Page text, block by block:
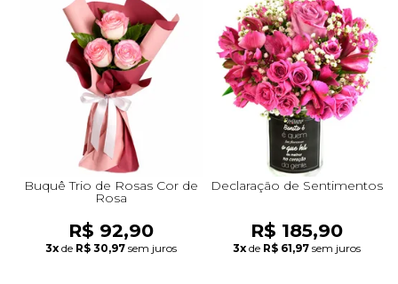
Buquê Trio de Rosas Cor de
Rosa
R$ 92,90
3x de R$ 30,97 sem juros
Declaração de Sentimentos
R$ 185,90
3x de R$ 61,97 sem juros